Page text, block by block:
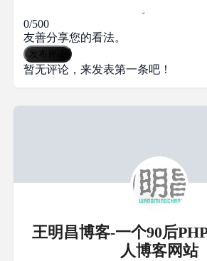
0/500
友善分享您的看法。
发布评论
暂无评论，来发表第一条吧！
王明昌博客-一个90后
人博客网站